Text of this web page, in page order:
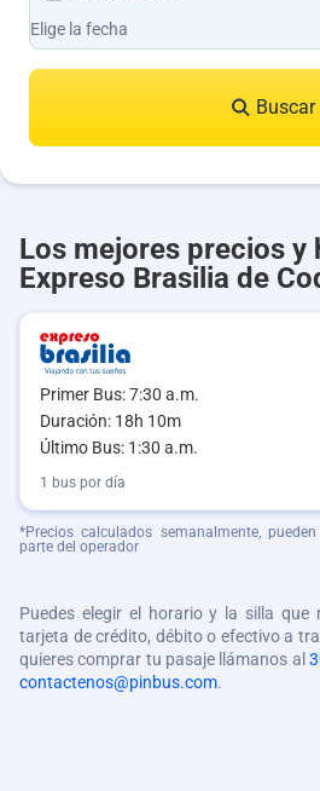
Buscar
Los mejores precios y
Expreso Brasilia de
Primer Bus: 7:30 a.m.
Duración: 18h 10m
Último Bus: 1:30 a.m.
1 bus por día
*Precios calculados semanalmente,
parte del operador
Puedes elegir el horario y la silla
tarjeta de crédito, débito o efectivo a
quieres comprar tu pasaje llámanos al
contactenos@pinbus.com.